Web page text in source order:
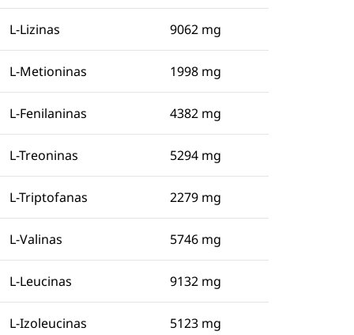
L-Lizinas 9062 mg
L-Metioninas 1998 mg
L-Fenilaninas 4382 mg
L-Treoninas 5294 mg
L-Triptofanas 2279 mg
L-Valinas 5746 mg
L-Leucinas 9132 mg
L-Izoleucinas 5123 mg